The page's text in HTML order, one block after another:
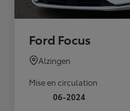
Ford Focus
Alzingen
Mise en circulation
06-2024